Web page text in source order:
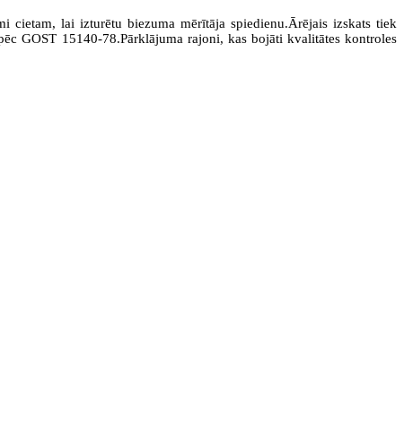
cietam, lai izturētu biezuma mērītāja spiedienu.Ārējais izskats tiek
GOST 15140-78.Pārklājuma rajoni, kas bojāti kvalitātes kontroles